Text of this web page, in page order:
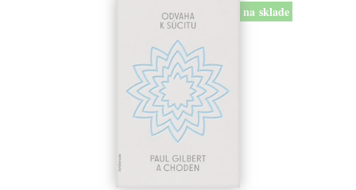
na sklade